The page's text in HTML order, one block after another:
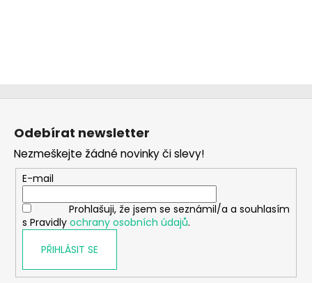
Z
Odebírat newsletter
Nezmeškejte žádné novinky či slevy!
E-mail
Prohlašuji, že jsem se seznámil/a a souhlasím
s Pravidly ochrany osobních údajů.
PŘIHLÁSIT SE